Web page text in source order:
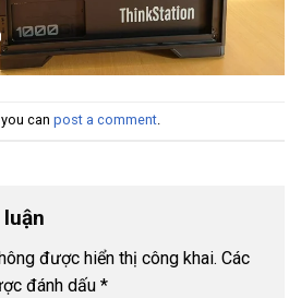
can post a comment.
được hiển thị công khai. Các
đánh dấu *